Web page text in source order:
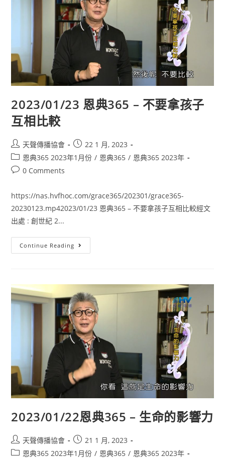
2023/01/23 恩典365 – 不要拿孩子
互相比較
天聲傳播協會
22 1 月, 2023
恩典365 2023年1月份 / 恩典365 / 恩典365 2023年
0 Comments
https://nas.hvfhoc.com/grace365/202301/grace365-
20230123.mp42023/01/23 恩典365 – 不要拿孩子互相比較經文
出處 : 創世紀 2...
Continue Reading
2023/01/22恩典365 – 生命的影響力
天聲傳播協會
21 1 月, 2023
恩典365 2023年1月份 / 恩典365 / 恩典365 2023年